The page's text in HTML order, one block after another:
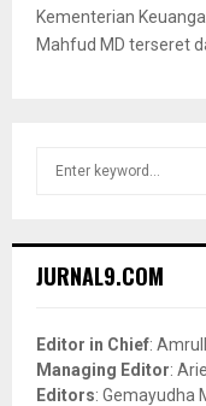
Kementerian
Mahfud MD terseret
h
o
r
:
JURNAL9.COM
Editor in Chief:
Managing Editor:
Editors: Gemayudha